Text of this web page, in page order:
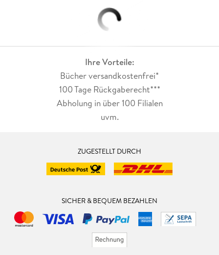
Ihre Vorteile:
Bücher versandkostenfrei*
100 Tage Rückgaberecht***
Abholung in über 100 Filialen
uvm.
ZUGESTELLT DURCH
SICHER & BEQUEM BEZAHLEN